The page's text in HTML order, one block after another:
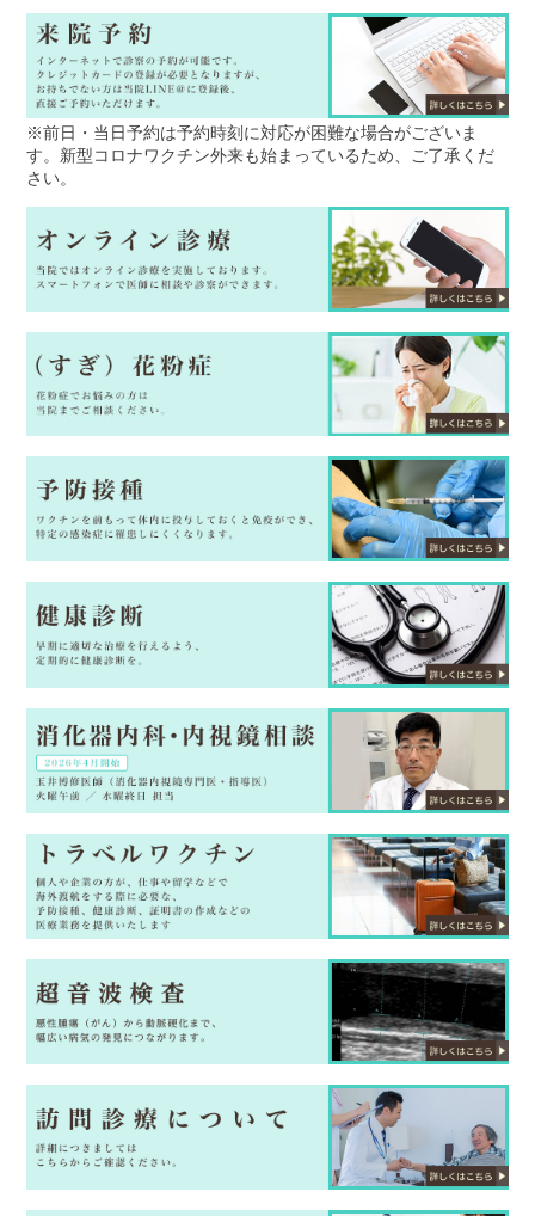
※前日・当日予約は予約時刻に対応が困難な場合がございま
す。新型コロナワクチン外来も始まっているため、ご了承くだ
さい。